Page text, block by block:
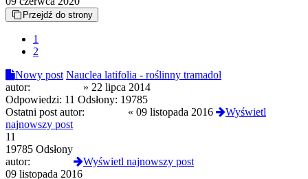
Przejdź do strony
1
2
Nowy post Nauclea latifolia - roślinny tramadol
autor:
» 22 lipca 2014
Odpowiedzi: 11 Odsłony: 19785
Ostatni post autor:
« 09 listopada 2016
Wyświetl
najnowszy post
11
19785 Odsłony
autor:
Wyświetl najnowszy post
09 listopada 2016